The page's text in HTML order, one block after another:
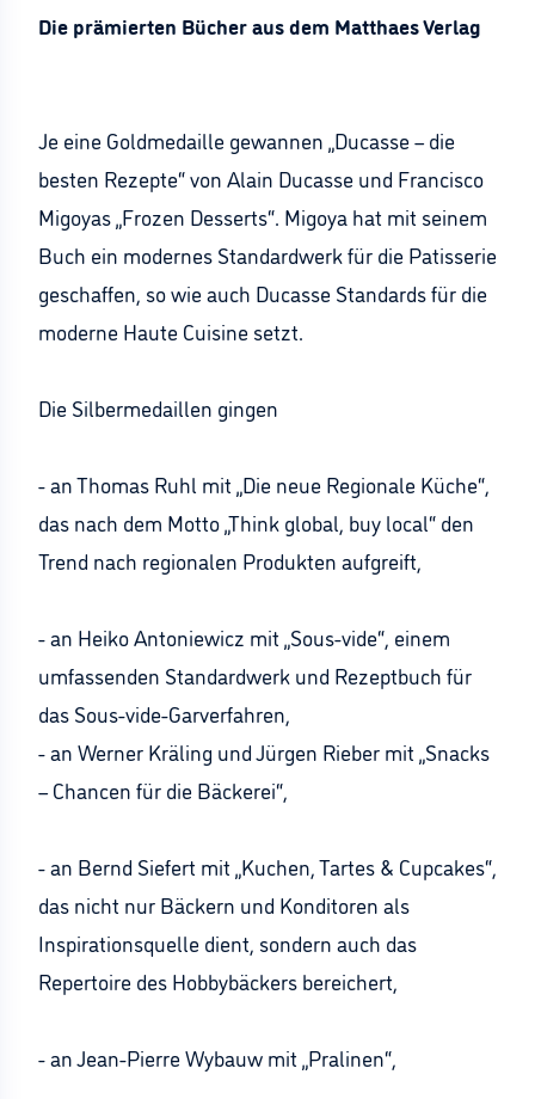
Die prämierten Bücher aus dem Matthaes Verlag
Je eine Goldmedaille gewannen „Ducasse – die
besten Rezepte“ von Alain Ducasse und Francisco
Migoyas „Frozen Desserts“. Migoya hat mit seinem
Buch ein modernes Standardwerk für die Patisserie
geschaffen, so wie auch Ducasse Standards für die
moderne Haute Cuisine setzt.
Die Silbermedaillen gingen
- an Thomas Ruhl mit „Die neue Regionale Küche“,
das nach dem Motto „Think global, buy local“ den
Trend nach regionalen Produkten aufgreift,
- an Heiko Antoniewicz mit „Sous-vide“, einem
umfassenden Standardwerk und Rezeptbuch für
das Sous-vide-Garverfahren,
- an Werner Kräling und Jürgen Rieber mit „Snacks
– Chancen für die Bäckerei“,
- an Bernd Siefert mit „Kuchen, Tartes & Cupcakes“,
das nicht nur Bäckern und Konditoren als
Inspirationsquelle dient, sondern auch das
Repertoire des Hobbybäckers bereichert,
- an Jean-Pierre Wybauw mit „Pralinen“,